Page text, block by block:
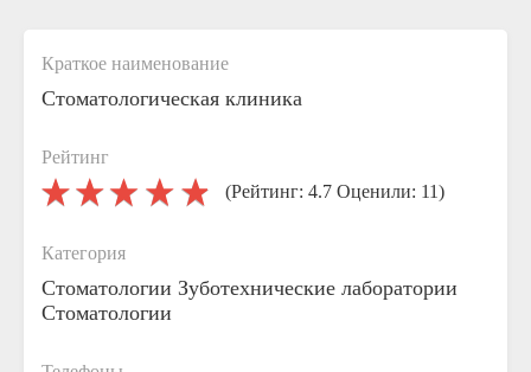
Краткое наименование
Стоматологическая клиника
Рейтинг
(Рейтинг: 4.7 Оценили: 11)
Категория
Стоматологии Зуботехнические лаборатории
Стоматологии